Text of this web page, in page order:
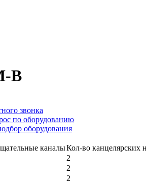
B
звонка
по оборудованию
оборудования
каналыКол-во канцелярских
2
2
2